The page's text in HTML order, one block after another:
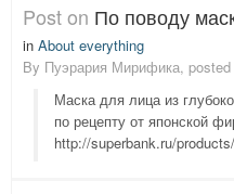
Post on По поводу
in About everything
By Пуэрария Мирифика, posted
Маска для лица из
по рецепту от японской
http://superbank.ru/